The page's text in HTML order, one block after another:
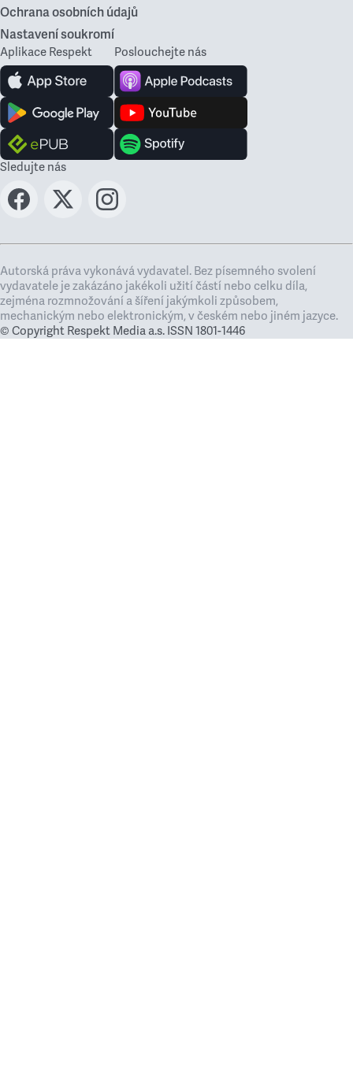
Ochrana osobních údajů
Nastavení soukromí
Aplikace Respekt Poslouchejte nás
Sledujte nás
Autorská práva vykonává vydavatel. Bez písemného svolení
vydavatele je zakázáno jakékoli užití částí nebo celku díla,
zejména rozmnožování a šíření jakýmkoli způsobem,
mechanickým nebo elektronickým, v českém nebo jiném jazyce.
© Copyright Respekt Media a.s. ISSN 1801-1446